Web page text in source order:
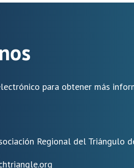
para obtener más
Regional del Triángulo